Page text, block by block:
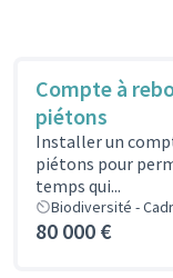
Compte à
piétons
Installer un
piétons pour
temps qui...
Biodiversité -
80 000 €